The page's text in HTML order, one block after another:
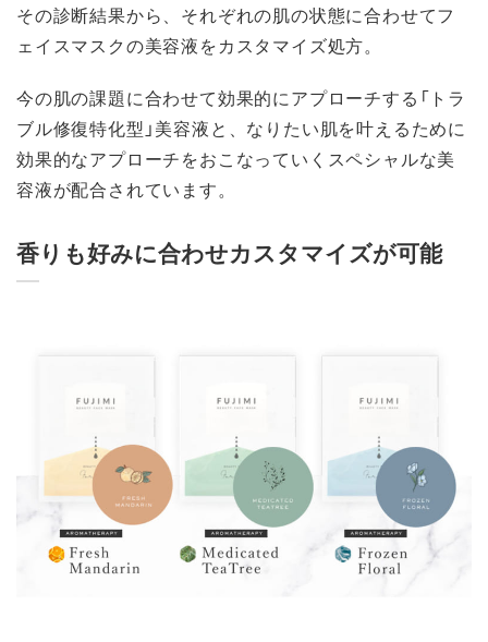
その診断結果から、それぞれの肌の状態に合わせてフ
ェイスマスクの美容液をカスタマイズ処方。
今の肌の課題に合わせて効果的にアプローチする「トラ
ブル修復特化型」美容液と、なりたい肌を叶えるために
効果的なアプローチをおこなっていくスペシャルな美
容液が配合されています。
香りも好みに合わせカスタマイズが可能